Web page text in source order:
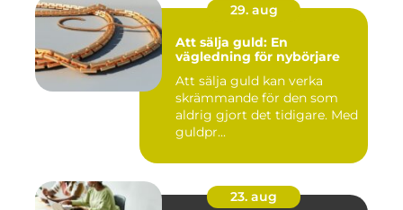
29. aug
Att sälja guld: En
vägledning för nybörjare
Att sälja guld kan verka
skrämmande för den som
aldrig gjort det tidigare. Med
guldpr...
23. aug